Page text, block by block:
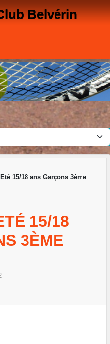
Belvérin
15/18 ans Garçons 3ème
15/18
3ÈME